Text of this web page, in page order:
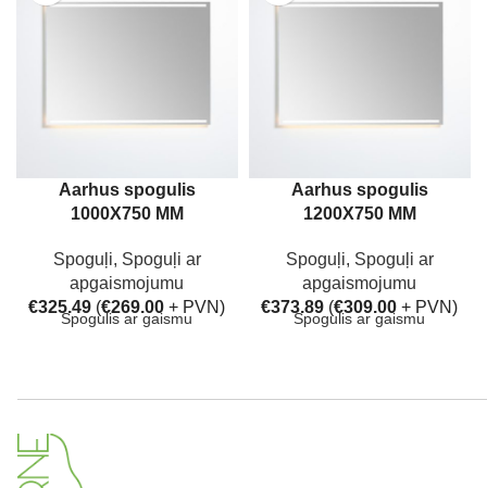
Aarhus spogulis
1000X750 MM
Spoguļi, Spoguļi ar
apgaismojumu
€325.49 (€269.00 + PVN)
Spogulis ar gaismu
Aarhus spogulis
1200X750 MM
Spoguļi, Spoguļi ar
apgaismojumu
€373.89 (€309.00 + PVN)
Spogulis ar gaismu